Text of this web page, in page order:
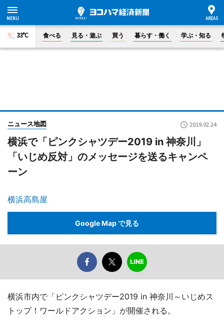
33°C 食べる 見る・遊ぶ 買う 暮らす・働く 学ぶ・知る
ニュース地図 2019.02.24
横浜で「ピンクシャツデー2019 in 神奈川」
「いじめ反対」のメッセージを送るキャンペ
ーン
横浜高島屋
Google Map で見る
横浜市内で「ピンクシャツデー2019 in 神奈川～いじめス
トップ！ワールドアクション」が開催される。